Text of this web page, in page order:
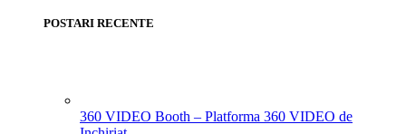
POSTARI RECENTE
360 VIDEO Booth – Platforma 360 VIDEO de